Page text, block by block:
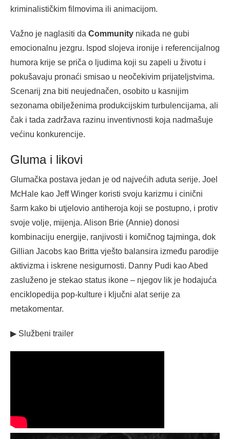
kriminalističkim filmovima ili animacijom.
Važno je naglasiti da Community nikada ne gubi
emocionalnu jezgru. Ispod slojeva ironije i referencijalnog
humora krije se priča o ljudima koji su zapeli u životu i
pokušavaju pronaći smisao u neočekivim prijateljstvima.
Scenarij zna biti neujednačen, osobito u kasnijim
sezonama obilježenima produkcijskim turbulencijama, ali
čak i tada zadržava razinu inventivnosti koja nadmašuje
većinu konkurencije.
Gluma i likovi
Glumačka postava jedan je od najvećih aduta serije. Joel
McHale kao Jeff Winger koristi svoju karizmu i cinični
šarm kako bi utjelovio antiheroja koji se postupno, i protiv
svoje volje, mijenja. Alison Brie (Annie) donosi
kombinaciju energije, ranjivosti i komičnog tajminga, dok
Gillian Jacobs kao Britta vješto balansira između parodije
aktivizma i iskrene nesigurnosti. Danny Pudi kao Abed
zasluženo je stekao status ikone – njegov lik je hodajuća
enciklopedija pop-kulture i ključni alat serije za
metakomentar.
▶ Službeni trailer